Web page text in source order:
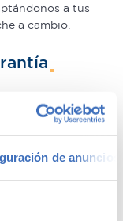
de anuncios
a tus
a cambio.
mano con
de nuestros
una Garantía 5